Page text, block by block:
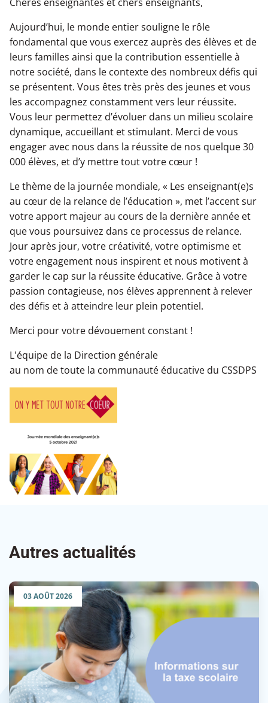
Aide à l'élève
Retour aux études - SARCA
Cours d'été et reprise d’épreuves
Services spécialisés et complémentaires
Transition de l'école vers la vie active (TÉVA)
Parlons réussite
Taxe scolaire
Santé et prévention
Admission et inscription
Admission/inscription
Services de garde
Cours d'été et reprise d’épreuves
Enseignement à la maison
Transport scolaire
Transport scolaire
Trouver mon autobus
Ce
lien
ouvre
dans
une
fenêtre.
Formulaires d'inscription au transport
Transport matin et soir
Transport du midi - Nouvelles modalités
Tarification - Nouvelles modalités
Sécurité et règlements
Soutien aux utilisateurs
Foire aux questions
lien
ouvre
dans
une
nouvelle
fenêtre.
Documents et ressources
Plan d'engagement vers la réussite - PEVR
La civilité
Politiques et règlements
Politique de confidentialité
Demande d'accès à l'information
Résultats scolaires, bulletins et archives
Médias et communiqués de presse
Établissements
Écoles nouvelle génération
Bibliothèques
Trouver mon école
Plainte - Protecteur national de l'élève
Exploration
Aujourd’hui, le monde entier souligne le rôle
fondamental que vous exercez auprès des élèves et de
leurs familles ainsi que la contribution essentielle à
notre société, dans le contexte des nombreux défis qui
se présentent. Vous êtes très près des jeunes et vous
les accompagnez constamment vers leur réussite.
Vous leur permettez d’évoluer dans un milieu scolaire
dynamique, accueillant et stimulant. Merci de vous
engager avec nous dans la réussite de nos quelque 30
000 élèves, et d’y mettre tout votre cœur !
Le thème de la journée mondiale, « Les enseignant(e)s
au cœur de la relance de l’éducation », met l’accent sur
votre apport majeur au cours de la dernière année et
que vous poursuivez dans ce processus de relance.
Jour après jour, votre créativité, votre optimisme et
votre engagement nous inspirent et nous motivent à
garder le cap sur la réussite éducative. Grâce à votre
passion contagieuse, nos élèves apprennent à relever
des défis et à atteindre leur plein potentiel.
Merci pour votre dévouement constant !
L'équipe de la Direction générale
au nom de toute la communauté éducative du CSSDPS
Autres actualités
03 AOÛT 2026